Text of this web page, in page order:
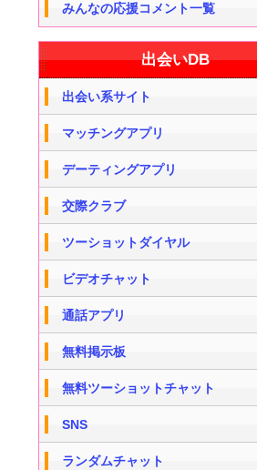
みんなの応援コメント一覧
出会いDB
出会い系サイト
マッチングアプリ
デーティングアプリ
交際クラブ
ツーショットダイヤル
ビデオチャット
通話アプリ
無料掲示板
無料ツーショットチャット
SNS
ランダムチャット